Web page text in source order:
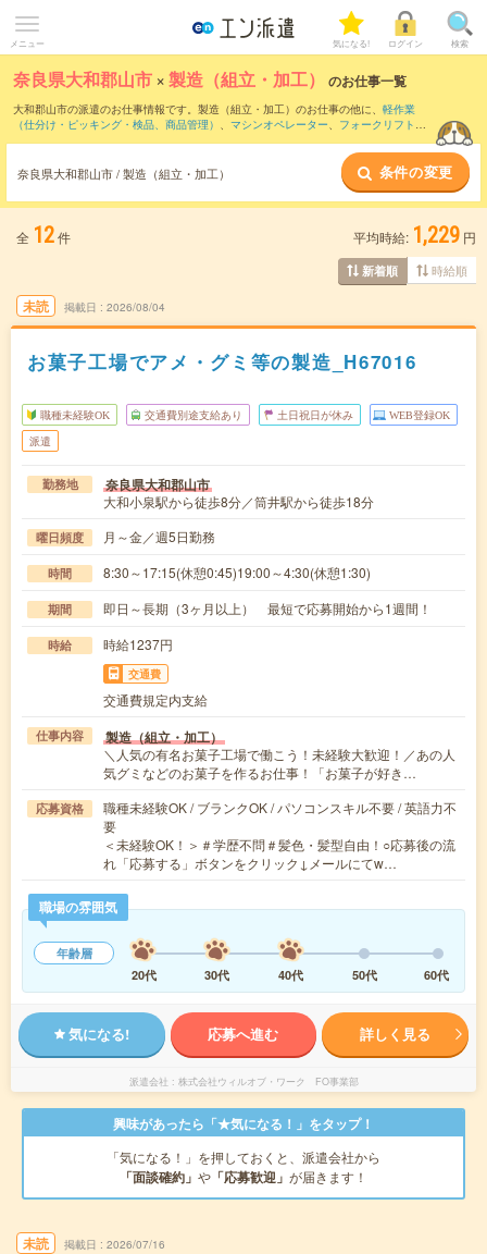
メニュー 気になる! ログイン 検索
奈良県大和郡山市 ×製造（組立・加工） のお仕事一覧
大和郡山市の派遣のお仕事情報です。製造（組立・加工）のお仕事の他に、 軽作業
（仕分け・ピッキング・検品、商品管理） 、 マシンオペレーター、 フォークリフト な
製造（組立・加工）のお仕事とは？
とは？
奈良県大和郡山市 / 製造（組立・加工） 条件の変更
全 12件 平均時給: 1,229 円
新着順 時給順
未読 掲載日 2026/08/04
お菓子工場でアメ・グミ等の製造_H67016
職種未経験OK 交通費別途支給あり 土日祝日が休み WEB登録OK
派遣
勤務地 奈良県大和郡山市
大和小泉駅から徒歩8分／筒井駅から徒歩18分
曜日頻度 月～金／週5日勤務
時間 8:30～17:15(休憩0:45)19:00～4:30(休憩1:30)
期間 即日～長期（3ヶ月以上） 最短で応募開始から1週間！
時給 時給1237円
交通費
交通費規定内支給
仕事内容 製造（組立・加工）
＼人気の有名お菓子工場で働こう！未経験大歓迎！／あの人
気グミなどのお菓子を作るお仕事！「お菓子が好き…
応募資格
職種未経験OK / ブランクOK / パソコンスキル不要 / 英語力不
要
＜未経験OK！＞＃学歴不問＃髪色・髪型自由！○応募後の流
れ「応募する」ボタンをクリック↓メールにてw…
職場の雰囲気
年齢層
20代
30代 40代 50代 60代
気になる! 応募へ進む 詳しく見る
派遣会社 株式会社ウィルオブ・ワーク FO事業部
興味があったら「★気になる！」をタップ！
「気になる！」を押しておくと、派遣会社から
「面談確約」 や 「応募歓迎」 が届きます！
未読 掲載日 2026/07/16